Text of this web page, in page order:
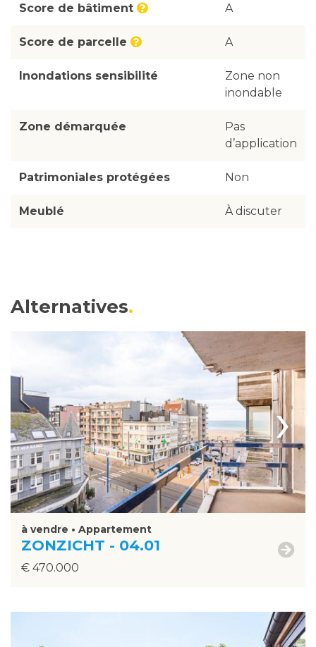
Score de bâtiment A
Score de parcelle A
Inondations sensibilité
Zone non
inondable
Zone démarquée
Pas
d’application
Patrimoniales protégées Non
Meublé À discuter
Alternatives
›
à vendre • Appartement
ZONZICHT - 04.01
€ 470.000